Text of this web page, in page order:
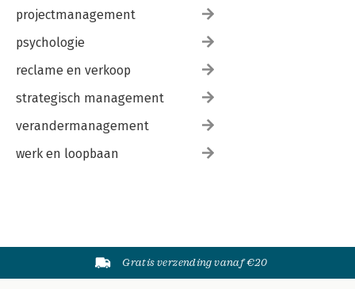
projectmanagement
psychologie
reclame en verkoop
strategisch management
verandermanagement
werk en loopbaan
Gratis verzending vanaf €20